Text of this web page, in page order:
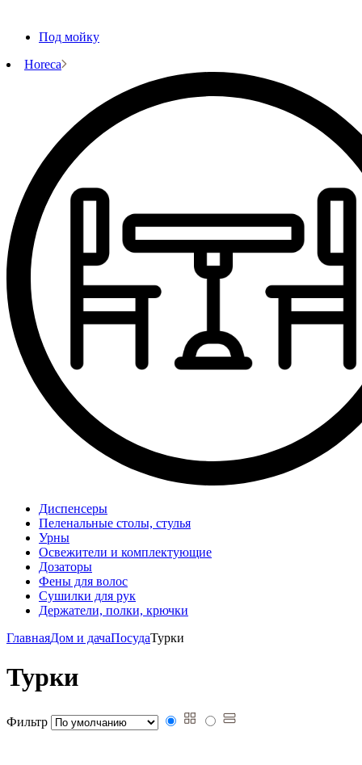
Под мойку
Horeca
Диспенсеры
Пеленальные столы, стулья
Урны
Освежители и комплектующие
Дозаторы
Фены для волос
Сушилки для рук
Держатели, полки, крючки
ГлавнаяДом и дачаПосудаТурки
Турки
Фильтр